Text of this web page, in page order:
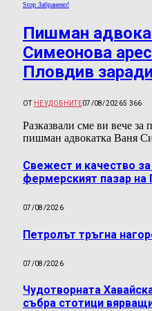
Stop Забранено!
Пишман
Симеонова
Пловдив
ОТ НЕУДОБНИТЕ07/08/20265 366
Разказвали сме ви вече за
пишман адвокатка Ваня
Свежест и качество
фермерският пазар на
07/08/2026
Петролът тръгна
07/08/2026
Чудотворната
събра стотици